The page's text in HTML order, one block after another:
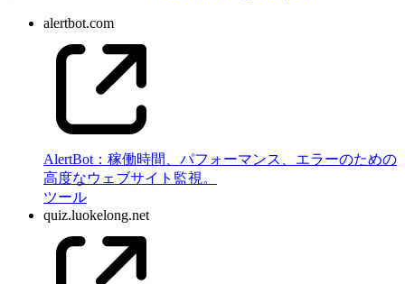
alertbot.com
AlertBot：稼働時間、パフォーマンス、エラーのための
高度なウェブサイト監視。
ツール
quiz.luokelong.net